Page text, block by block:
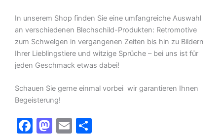
In unserem Shop finden Sie eine umfangreiche Auswahl
an verschiedenen Blechschild-Produkten: Retromotive
zum Schwelgen in vergangenen Zeiten bis hin zu Bildern
Ihrer Lieblingstiere und witzige Sprüche – bei uns ist für
jeden Geschmack etwas dabei!
Schauen Sie gerne einmal vorbei  wir garantieren Ihnen
Begeisterung!
F
M E